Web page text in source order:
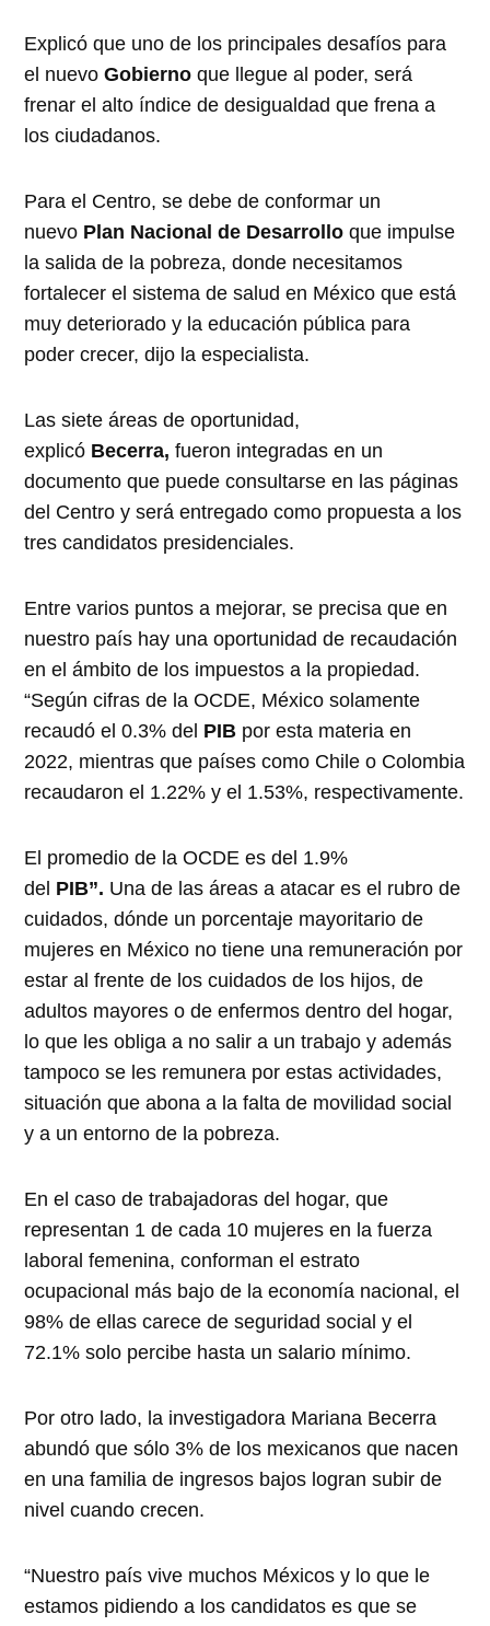
Explicó que uno de los principales desafíos para
el nuevoGobierno que llegue al poder, será
frenar el alto índice de desigualdad que frena a
los ciudadanos.
Para el Centro, se debe de conformar un
nuevo Plan Nacional de Desarrollo que impulse
la salida de la pobreza, donde necesitamos
fortalecer el sistema de salud en México que está
muy deteriorado y la educación pública para
poder crecer, dijo la especialista.
Las siete áreas de oportunidad,
explicó Becerra, fueron integradas en un
documento que puede consultarse en las páginas
del Centro y será entregado como propuesta a los
tres candidatos presidenciales.
Entre varios puntos a mejorar, se precisa que en
nuestro país hay una oportunidad de recaudación
en el ámbito de los impuestos a la propiedad.
“Según cifras de la OCDE, México solamente
recaudó el 0.3% del PIB por esta materia en
2022, mientras que países como Chile o Colombia
recaudaron el 1.22% y el 1.53%, respectivamente.
El promedio de la OCDE es del 1.9%
del PIB”. Una de las áreas a atacar es el rubro de
cuidados, dónde un porcentaje mayoritario de
mujeres en México no tiene una remuneración por
estar al frente de los cuidados de los hijos, de
adultos mayores o de enfermos dentro del hogar,
lo que les obliga a no salir a un trabajo y además
tampoco se les remunera por estas actividades,
situación que abona a la falta de movilidad social
y a un entorno de la pobreza.
En el caso de trabajadoras del hogar, que
representan 1 de cada 10 mujeres en la fuerza
laboral femenina, conforman el estrato
ocupacional más bajo de la economía nacional, el
98% de ellas carece de seguridad social y el
72.1% solo percibe hasta un salario mínimo.
Por otro lado, la investigadora Mariana Becerra
abundó que sólo 3% de los mexicanos que nacen
en una familia de ingresos bajos logran subir de
nivel cuando crecen.
“Nuestro país vive muchos Méxicos y lo que le
estamos pidiendo a los candidatos es que se